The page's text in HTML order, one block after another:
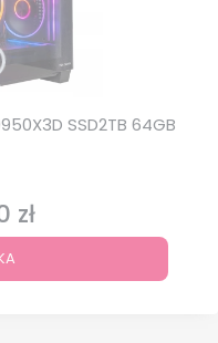
SSD2TB 64GB
zł